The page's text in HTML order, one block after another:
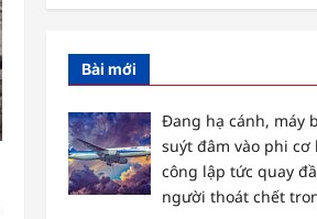
Bài mới
Đang hạ cánh, máy
suýt đâm vào phi cơ
công lập tức quay
người thoát chết